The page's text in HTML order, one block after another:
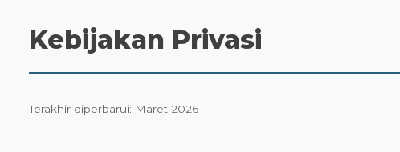
Kebijakan Privasi
Terakhir diperbarui: Maret 2026